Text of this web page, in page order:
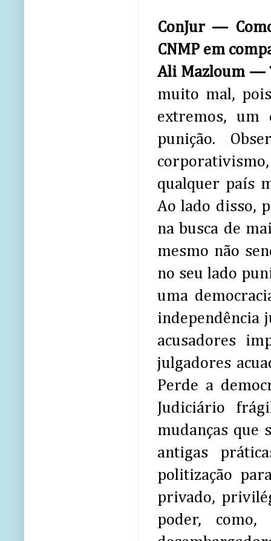
ConJur —
CNMP em
Ali Mazloum —
muito mal,
extremos, um
punição.
qualquer país
Ao lado disso,
na busca de
mesmo não
no seu lado
uma
independência
acusadores
julgadores
Perde a
Judiciário
mudanças que
antigas
politização
privado,
poder,